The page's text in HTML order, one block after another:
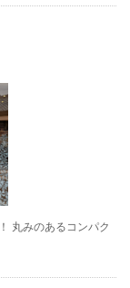
丸みのあるコンパク